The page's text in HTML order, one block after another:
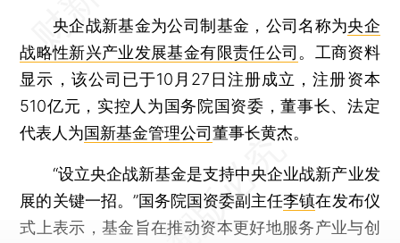
央企战新基金为公司制基金，公司名称为央企
战略性新兴产业发展基金有限责任公司 。工商资料
显示，该公司已于10月27日注册成立，注册资本
510亿元，实控人为国务院国资委，董事长、法定
代表人为国新基金管理公司董事长黄杰。
“设立央企战新基金是支持中央企业战新产业发
展的关键一招。”国务院国资委副主任李镇在发布仪
式上表示，基金旨在推动资本更好地服务产业与创